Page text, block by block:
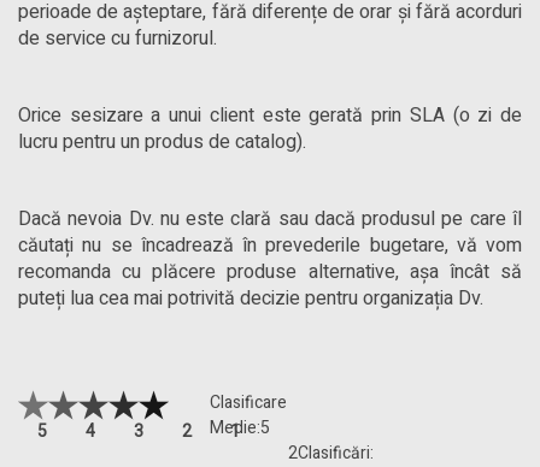
perioade de așteptare, fără diferențe de orar și fără acorduri
de service cu furnizorul.
Orice sesizare a unui client este gerată prin SLA (o zi de
lucru pentru un produs de catalog).
Dacă nevoia Dv. nu este clară sau dacă produsul pe care îl
căutați nu se încadrează în prevederile bugetare, vă vom
recomanda cu plăcere produse alternative, așa încât să
puteți lua cea mai potrivită decizie pentru organizația Dv.
Clasificare
Medie:5
Clasificări:
2
5 4 3 2 1